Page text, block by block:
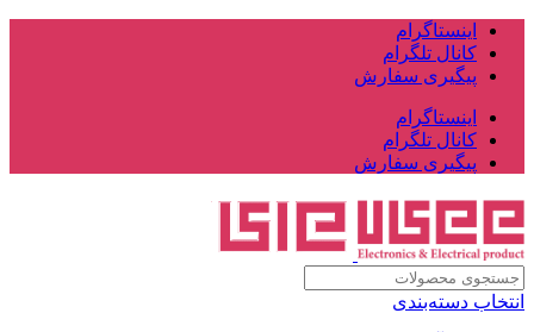
اینستاگرام
کانال تلگرام
پیگیری سفارش
اینستاگرام
کانال تلگرام
پیگیری سفارش
انتخاب دسته‌بندی